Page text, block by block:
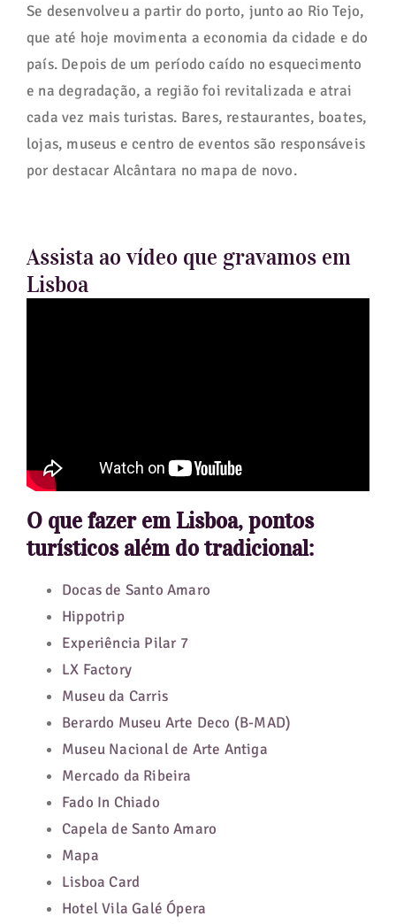
passeios
incríveis
para
seu
roteiro
Se desenvolveu a partir do porto, junto ao Rio Tejo,
que até hoje movimenta a economia da cidade e do
país. Depois de um período caído no esquecimento
e na degradação, a região foi revitalizada e atrai
cada vez mais turistas. Bares, restaurantes, boates,
lojas, museus e centro de eventos são responsáveis
por destacar Alcântara no mapa de novo.
Assista ao vídeo que gravamos em
Lisboa
O que fazer em Lisboa, pontos
turísticos além do tradicional:
Docas de Santo Amaro
Hippotrip
Experiência Pilar 7
LX Factory
Museu da Carris
Berardo Museu Arte Deco (B-MAD)
Museu Nacional de Arte Antiga
Mercado da Ribeira
Fado In Chiado
Capela de Santo Amaro
Mapa
Lisboa Card
Hotel Vila Galé Ópera